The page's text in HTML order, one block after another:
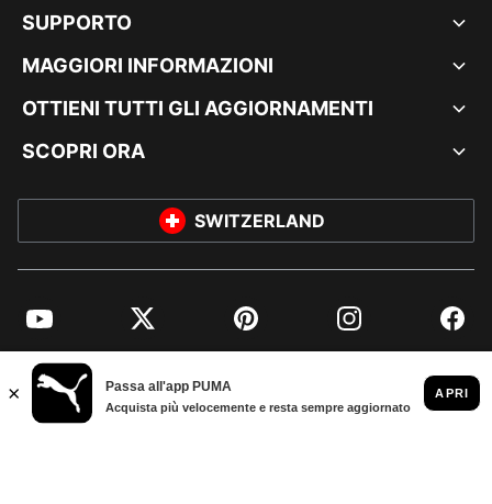
SUPPORTO
MAGGIORI INFORMAZIONI
OTTIENI TUTTI GLI AGGIORNAMENTI
SCOPRI ORA
SWITZERLAND
YouTube Twitter Pinterest Instagram
© PUMA EUROPE GMBH, 2026. TUTTI I DIRITTI RISERVATI
DATI AZIENDALI E LEGALI